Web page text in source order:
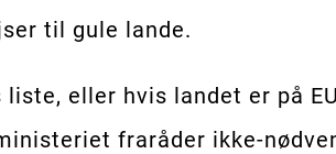
til gule lande.
eller hvis landet er på
fraråder ikke-